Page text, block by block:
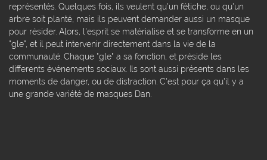
représentés. Quelques fois, ils veulent qu'un fétiche, ou qu'un
arbre soit planté, mais ils peuvent demander aussi un masque
pour résider. Alors, l'esprit se matérialise et se transforme en un
"gle", et il peut intervenir directement dans la vie de la
communauté. Chaque "gle" a sa fonction, et préside les
differents événements sociaux. Ils sont aussi présents dans les
moments de danger, ou de distraction. C'est pour ça qu'il y a
une grande variété de masques Dan.